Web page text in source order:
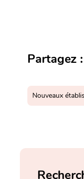
Partagez :
Nouveaux